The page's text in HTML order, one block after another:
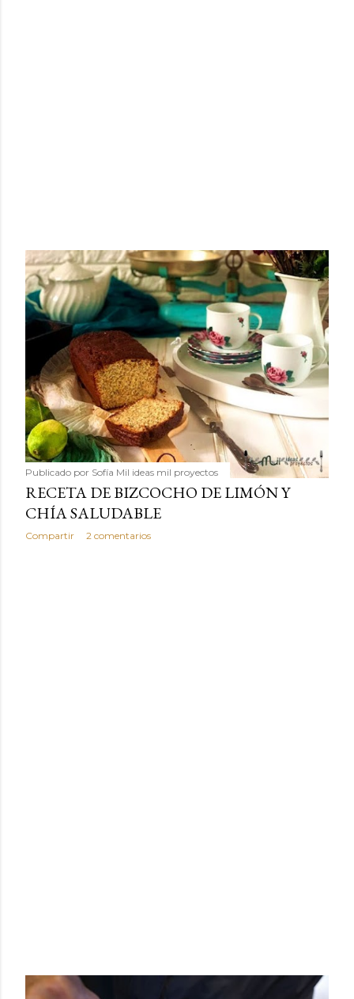
Publicado por Sofía Mil ideas mil proyectos
RECETA DE BIZCOCHO DE LIMÓN Y
CHÍA SALUDABLE
Compartir 2 comentarios